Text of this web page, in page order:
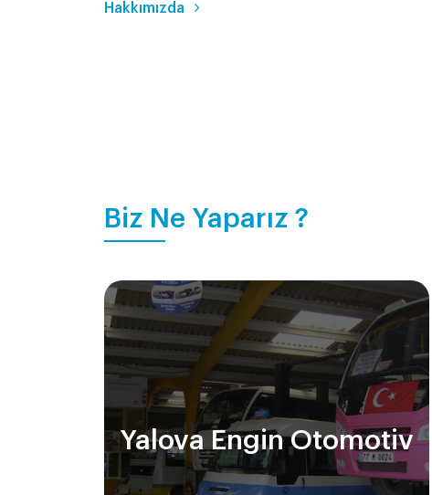
Hakkımızda
Biz Ne Yaparız ?
Yalova Engin Otomotiv